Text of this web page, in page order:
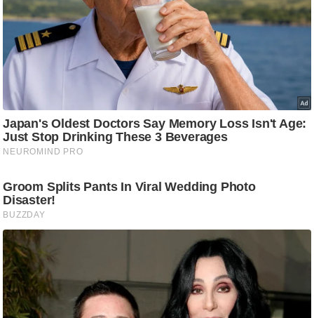
e
w
s
ला
इ
फ
स्टा
ल
टे
क्नॉ
लॉ
जी
ब्यू
टी